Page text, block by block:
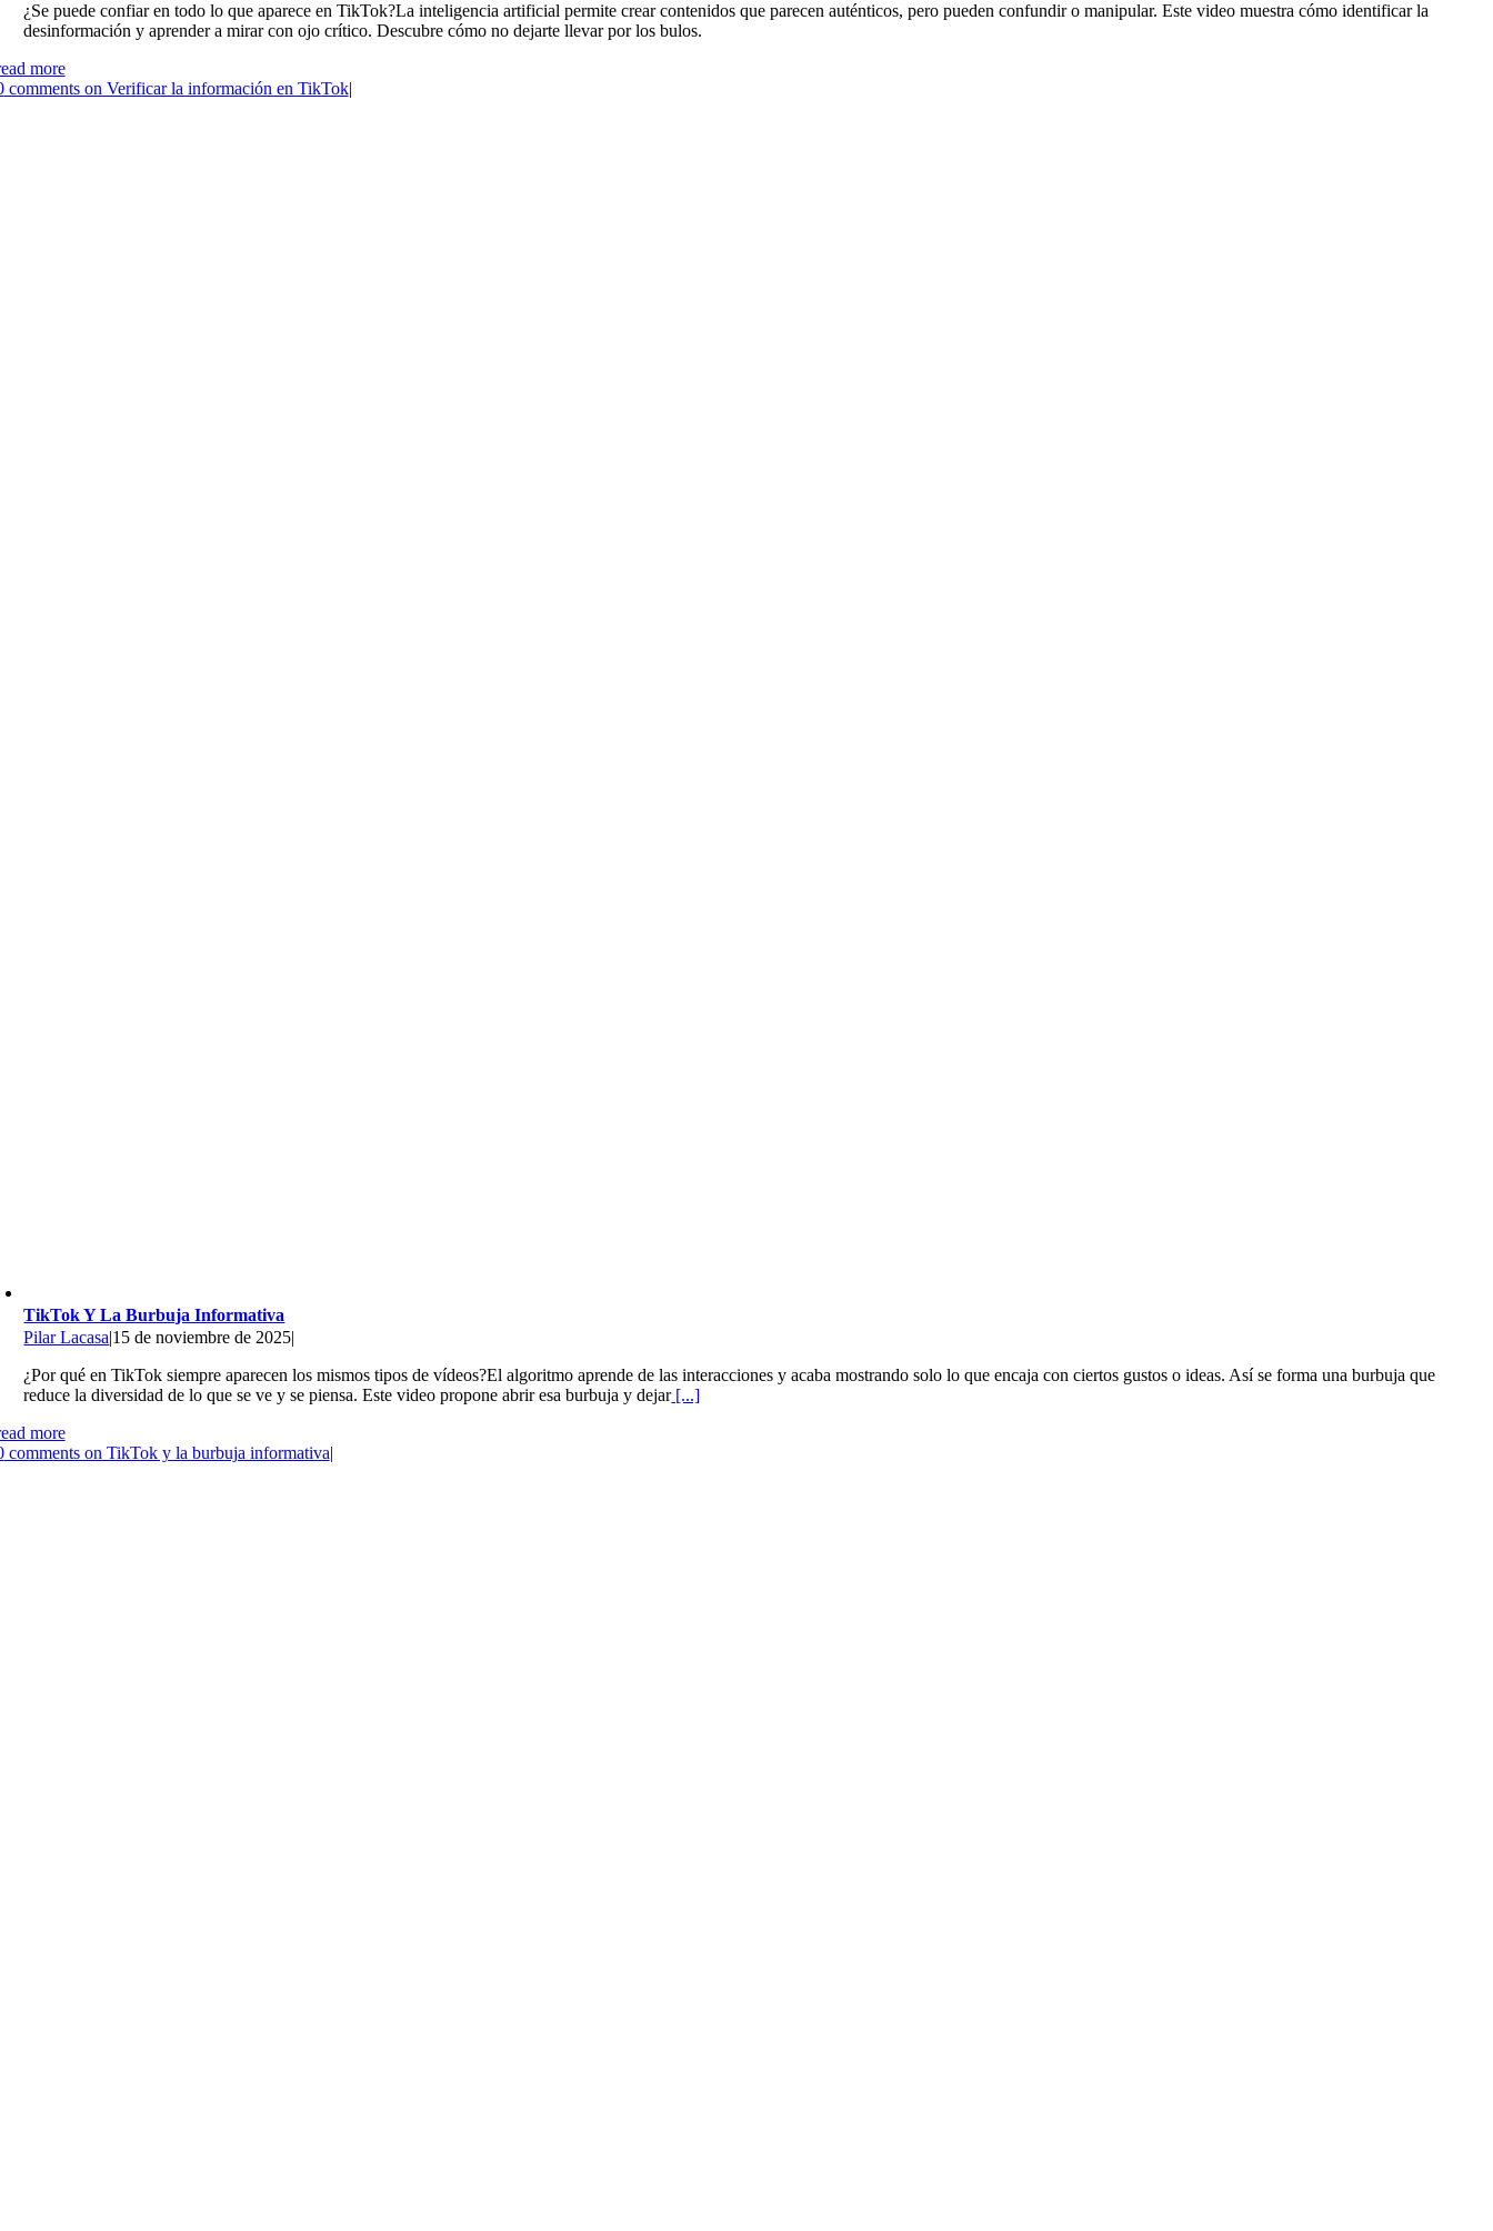
¿Se puede confiar en todo lo que aparece en TikTok?La inteligencia artificial permite crear contenidos que parecen auténticos, pero pueden confundir o manipular. Este video muestra cómo identificar la
desinformación y aprender a mirar con ojo crítico. Descubre cómo no dejarte llevar por los bulos.
more
comments on Verificar la información en TikTok|
TikTok Y La Burbuja Informativa
Pilar Lacasa|15 de noviembre de 2025|
¿Por qué en TikTok siempre aparecen los mismos tipos de vídeos?El algoritmo aprende de las interacciones y acaba mostrando solo lo que encaja con ciertos gustos o ideas. Así se forma una burbuja que
reduce la diversidad de lo que se ve y se piensa. Este video propone abrir esa burbuja y dejar[...]
more
comments on TikTok y la burbuja informativa|